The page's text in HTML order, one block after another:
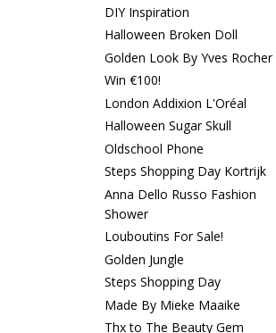
DIY Inspiration
Halloween Broken Doll
Golden Look By Yves Rocher
Win €100!
London Addixion L'Oréal
Halloween Sugar Skull
Oldschool Phone
Steps Shopping Day Kortrijk
Anna Dello Russo Fashion
Shower
Louboutins For Sale!
Golden Jungle
Steps Shopping Day
Made By Mieke Maaike
Thx to The Beauty Gem